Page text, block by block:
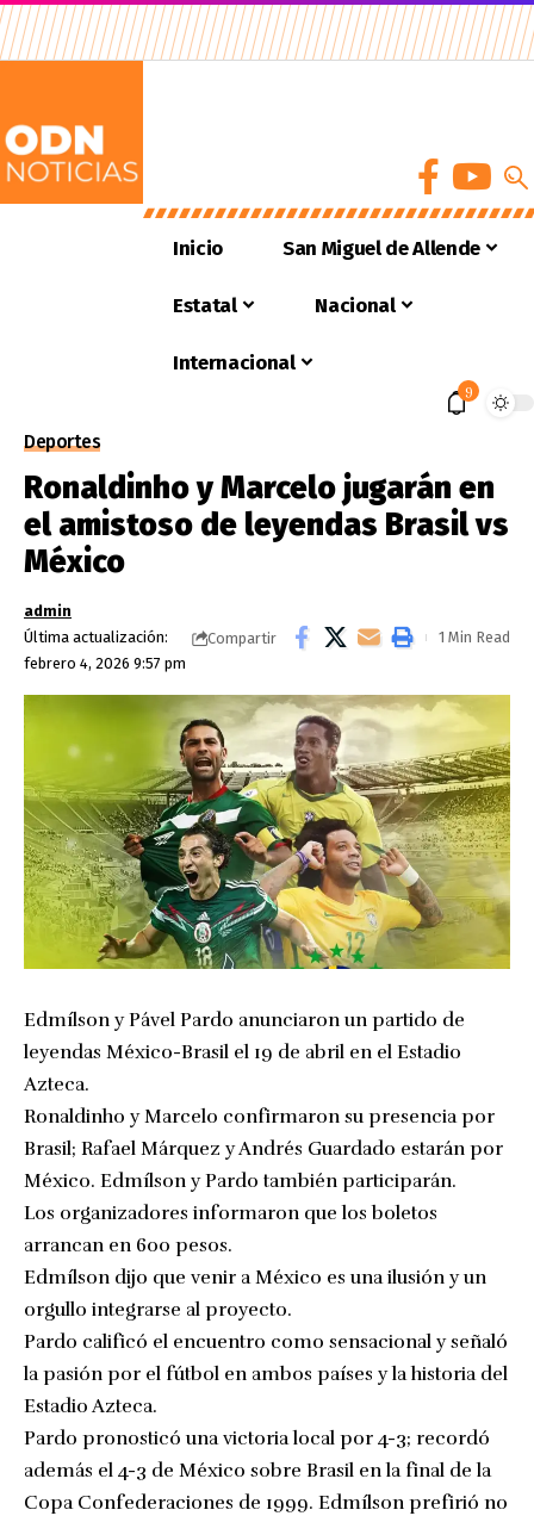
Inicio San Miguel de Allende
Estatal Nacional
Internacional
9
Deportes
Ronaldinho y Marcelo jugarán en
el amistoso de leyendas Brasil vs
México
Última actualización:
febrero 4, 2026 9:57 pm
admin
Compartir
1 Min Read
Edmílson y Pável Pardo anunciaron un partido de
leyendas México-Brasil el 19 de abril en el Estadio
Azteca.
Ronaldinho y Marcelo confirmaron su presencia por
Brasil; Rafael Márquez y Andrés Guardado estarán por
México. Edmílson y Pardo también participarán.
Los organizadores informaron que los boletos
arrancan en 600 pesos.
Edmílson dijo que venir a México es una ilusión y un
orgullo integrarse al proyecto.
Pardo calificó el encuentro como sensacional y señaló
la pasión por el fútbol en ambos países y la historia del
Estadio Azteca.
Pardo pronosticó una victoria local por 4-3; recordó
además el 4-3 de México sobre Brasil en la final de la
Copa Confederaciones de 1999. Edmílson prefirió no